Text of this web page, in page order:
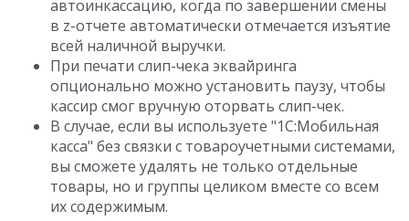
автоинкассацию, когда по завершении смены
в z-отчете автоматически отмечается изъятие
всей наличной выручки.
При печати слип-чека эквайринга
опционально можно установить паузу, чтобы
кассир смог вручную оторвать слип-чек.
В случае, если вы используете "1С:Мобильная
касса" без связки с товароучетными системами,
вы сможете удалять не только отдельные
товары, но и группы целиком вместе со всем
их содержимым.